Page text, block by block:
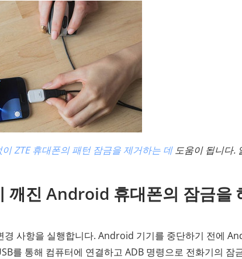
ZTE 휴대폰의 패턴 잠금을 제거하는 데도움이 됩니다.
깨진 Android 휴대폰의 잠금을
경 사항을 실행합니다. Android 기기를 중단하기 전에
를 통해 컴퓨터에 연결하고 ADB 명령으로 전화기의 잠